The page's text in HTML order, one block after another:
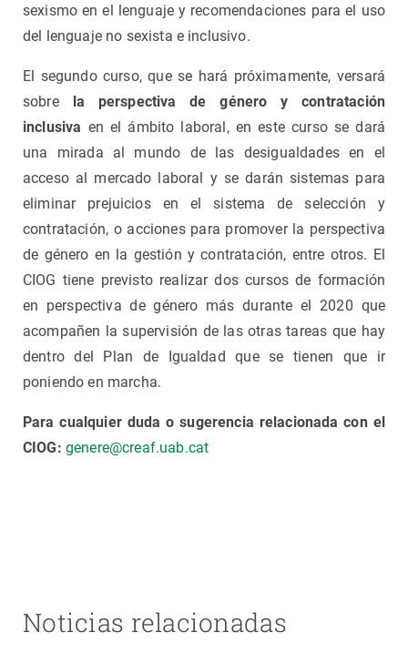
sexismo en el lenguaje y recomendaciones para el uso
del lenguaje no sexista e inclusivo.
El segundo curso, que se hará próximamente, versará
sobre la perspectiva de género y contratación
inclusiva en el ámbito laboral, en este curso se dará
una mirada al mundo de las desigualdades en el
acceso al mercado laboral y se darán sistemas para
eliminar prejuicios en el sistema de selección y
contratación, o acciones para promover la perspectiva
de género en la gestión y contratación, entre otros. El
CIOG tiene previsto realizar dos cursos de formación
en perspectiva de género más durante el 2020 que
acompañen la supervisión de las otras tareas que hay
dentro del Plan de Igualdad que se tienen que ir
poniendo en marcha.
Para cualquier duda o sugerencia relacionada con el
CIOG: genere@creaf.uab.cat
Noticias relacionadas